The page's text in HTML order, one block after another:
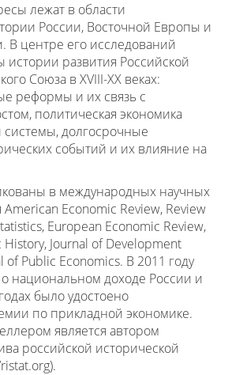
лежат в области
России, Восточной Европы и
В центре его исследований
истории развития Российской
Союза в XVIII-XX веках:
реформы и их связь с
политическая экономика
системы, долгосрочные
событий и их влияние на
в международных научных
Economic Review, Review
European Economic Review,
History, Journal of Development
of Public Economics. В 2011 году
национальном доходе России и
было удостоено
по прикладной экономике.
является автором
российской исторической